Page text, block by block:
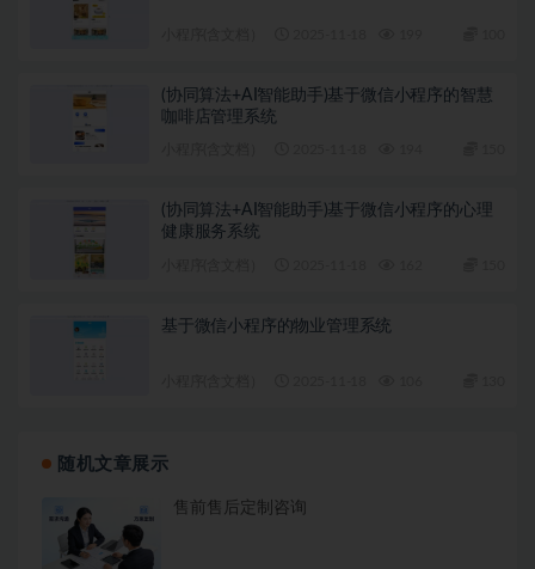
(协同算法+AI智能助手)基于微信小程序的智慧
咖啡店管理系统
(协同算法+AI智能助手)基于微信小程序的心理
健康服务系统
基于微信小程序的物业管理系统
随机文章展示
售前售后定制咨询